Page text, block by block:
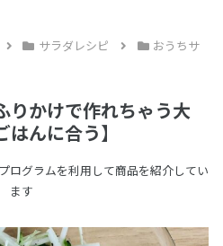
サラダレシピ
おうちサ
りかけで作れちゃう大
んに合う】
ログラムを利用して商品を紹介してい
ます